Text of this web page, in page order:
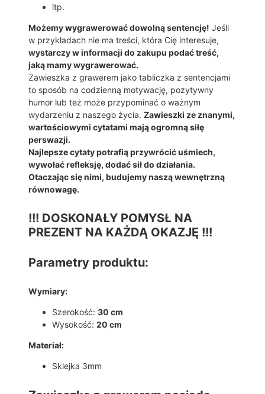
c
j
e
E
K
O
R
A
J
A
/
E
Z
E
itp.
Możemy wygrawerować dowolną sentencję! Jeśli
w przykładach nie ma treści, która Cię interesuje,
wystarczy w informacji do zakupu podać treść,
jaką mamy wygrawerować.
Zawieszka z grawerem jako tabliczka z sentencjami
to sposób na codzienną motywację, pozytywny
humor lub też może przypominać o ważnym
wydarzeniu z naszego życia. Zawieszki ze znanymi,
wartościowymi cytatami mają ogromną siłę
perswazji.
Najlepsze cytaty potrafią przywrócić uśmiech,
wywołać refleksję, dodać sił do działania.
Otaczając się nimi, budujemy naszą wewnętrzną
równowagę.
!!! DOSKONAŁY POMYSŁ NA
PREZENT NA KAŻDĄ OKAZJĘ !!!
Parametry produktu:
Wymiary:
Szerokość: 30 cm
Wysokość: 20 cm
Materiał:
Sklejka 3mm